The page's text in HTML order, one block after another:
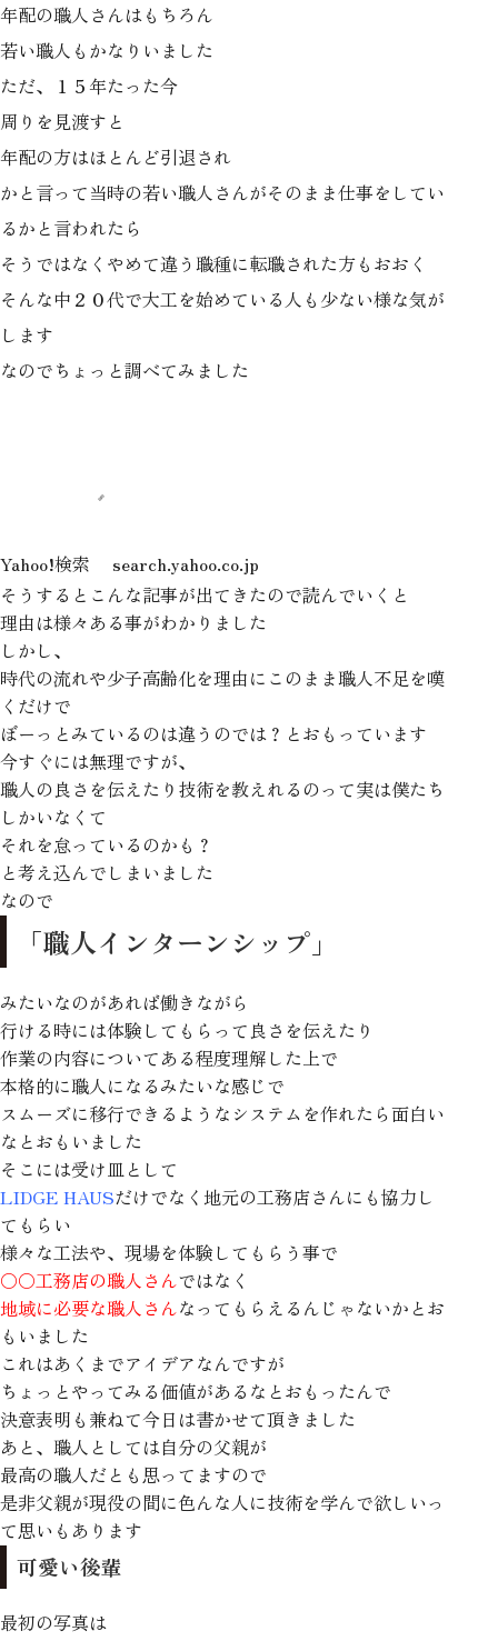
年配の職人さんはもちろん
若い職人もかなりいました
ただ、１５年たった今
周りを見渡すと
年配の方はほとんど引退され
かと言って当時の若い職人さんがそのまま仕事をしてい
るかと言われたら
そうではなくやめて違う職種に転職された方もおおく
そんな中２０代で大工を始めている人も少ない様な気が
します
なのでちょっと調べてみました
Yahoo!検索
search.yahoo.co.jp
そうするとこんな記事が出てきたので読んでいくと
理由は様々ある事がわかりました
しかし、
時代の流れや少子高齢化を理由にこのまま職人不足を嘆
くだけで
ぼーっとみているのは違うのでは？とおもっています
今すぐには無理ですが、
職人の良さを伝えたり技術を教えれるのって実は僕たち
しかいなくて
それを怠っているのかも？
と考え込んでしまいました
なので
「職人インターンシップ」
みたいなのがあれば働きながら
行ける時には体験してもらって良さを伝えたり
作業の内容についてある程度理解した上で
本格的に職人になるみたいな感じで
スムーズに移行できるようなシステムを作れたら面白い
なとおもいました
そこには受け皿として
LIDGE HAUSだけでなく地元の工務店さんにも協力し
てもらい
様々な工法や、現場を体験してもらう事で
〇〇工務店の職人さんではなく
地域に必要な職人さんなってもらえるんじゃないかとお
もいました
これはあくまでアイデアなんですが
ちょっとやってみる価値があるなとおもったんで
決意表明も兼ねて今日は書かせて頂きました
あと、職人としては自分の父親が
最高の職人だとも思ってますので
是非父親が現役の間に色んな人に技術を学んで欲しいっ
て思いもあります
可愛い後輩
最初の写真は